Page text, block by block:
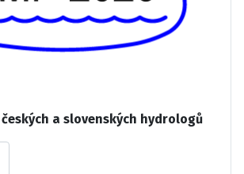
a slovenských hydrologů